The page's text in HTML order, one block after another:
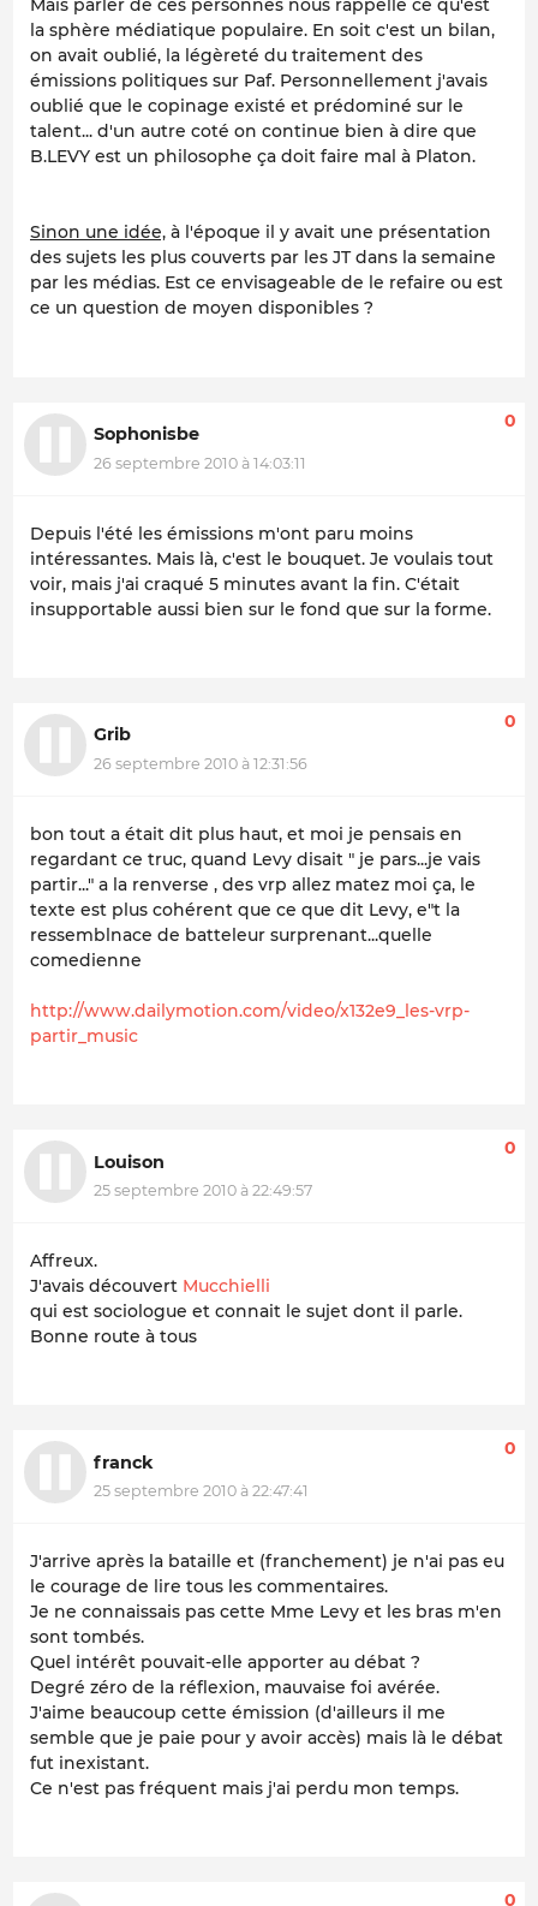
Mais parler de ces personnes nous rappelle ce qu'est
la sphère médiatique populaire. En soit c'est un bilan,
on avait oublié, la légèreté du traitement des
émissions politiques sur Paf. Personnellement j'avais
oublié que le copinage existé et prédominé sur le
talent... d'un autre coté on continue bien à dire que
B.LEVY est un philosophe ça doit faire mal à Platon.
Sinon une idée, à l'époque il y avait une présentation
des sujets les plus couverts par les JT dans la semaine
par les médias. Est ce envisageable de le refaire ou est
ce un question de moyen disponibles ?
Sophonisbe
26 septembre 2010 à 14:03:11
0
Depuis l'été les émissions m'ont paru moins
intéressantes. Mais là, c'est le bouquet. Je voulais tout
voir, mais j'ai craqué 5 minutes avant la fin. C'était
insupportable aussi bien sur le fond que sur la forme.
Grib
26 septembre 2010 à 12:31:56
0
bon tout a était dit plus haut, et moi je pensais en
regardant ce truc, quand Levy disait " je pars...je vais
partir..." a la renverse , des vrp allez matez moi ça, le
texte est plus cohérent que ce que dit Levy, e"t la
ressemblnace de batteleur surprenant...quelle
comedienne
http://www.dailymotion.com/video/x132e9_les-vrp-
partir_music
Louison
25 septembre 2010 à 22:49:57
0
Affreux.
J'avais découvert Mucchielli
qui est sociologue et connait le sujet dont il parle.
Bonne route à tous
franck
25 septembre 2010 à 22:47:41
0
J'arrive après la bataille et (franchement) je n'ai pas eu
le courage de lire tous les commentaires.
Je ne connaissais pas cette Mme Levy et les bras m'en
sont tombés.
Quel intérêt pouvait-elle apporter au débat ?
Degré zéro de la réflexion, mauvaise foi avérée.
J'aime beaucoup cette émission (d'ailleurs il me
semble que je paie pour y avoir accès) mais là le débat
fut inexistant.
Ce n'est pas fréquent mais j'ai perdu mon temps.
0